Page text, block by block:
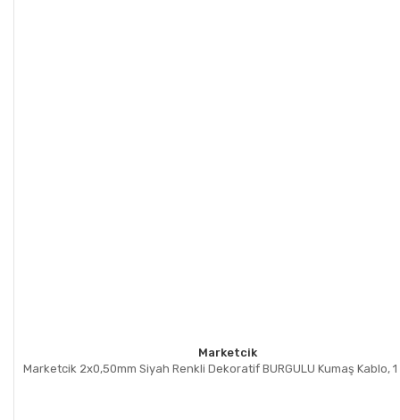
Marketcik
Marketcik 2x0,50mm Siyah Renkli Dekoratif BURGULU Kumaş Kablo,